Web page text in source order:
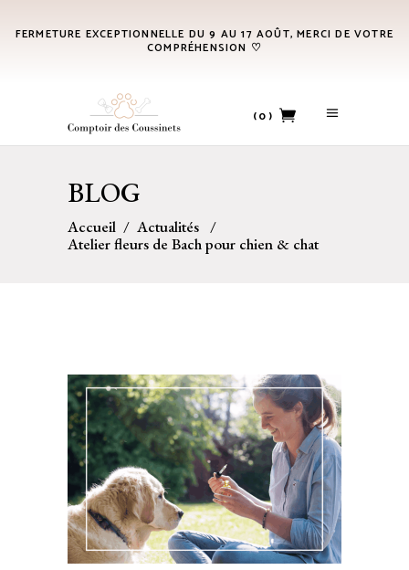
FERMETURE EXCEPTIONNELLE DU 9 AU 17 AOÛT, MERCI DE VOTRE
COMPRÉHENSION ♡
(0)
No products in the cart.
BLOG
Accueil / Actualités /
Atelier fleurs de Bach pour chien & chat